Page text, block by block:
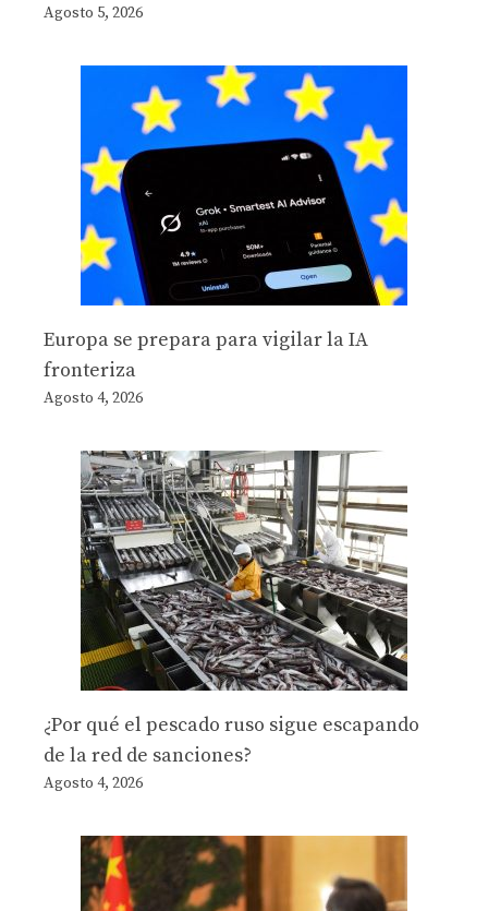
Agosto 5, 2026
Europa se prepara para vigilar la IA
fronteriza
Agosto 4, 2026
¿Por qué el pescado ruso sigue escapando
de la red de sanciones?
Agosto 4, 2026